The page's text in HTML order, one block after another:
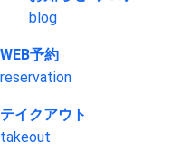
blog
WEB予約
reservation
テイクアウト
takeout